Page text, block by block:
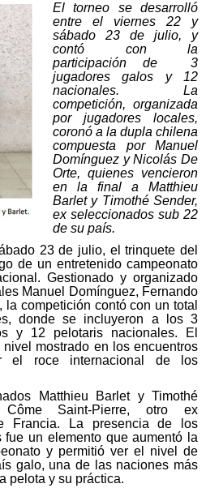
El torneo se desarrolló
entre el viernes 22 y
sábado 23 de julio, y
contó con la
participación de 3
jugadores galos y 12
nacionales. La
competición, organizada
por jugadores locales,
coronó a la dupla chilena
compuesta por Manuel
Domínguez y Nicolás De
Orte, quienes vencieron
en la final a Matthieu
Barlet y Timothé Sender,
ex seleccionados sub 22
de su país.
23 de julio, el trinquete del
de un entretenido campeonato
Gestionado y organizado
Manuel Domínguez, Fernando
competición contó con un total
donde se incluyeron a los 3
y 12 pelotaris nacionales. El
mostrado en los encuentros
el roce internacional de los
Matthieu Barlet y Timothé
Côme Saint-Pierre, otro ex
Francia. La presencia de los
fue un elemento que aumentó la
y permitió ver el nivel de
galo, una de las naciones más
pelota y su práctica.